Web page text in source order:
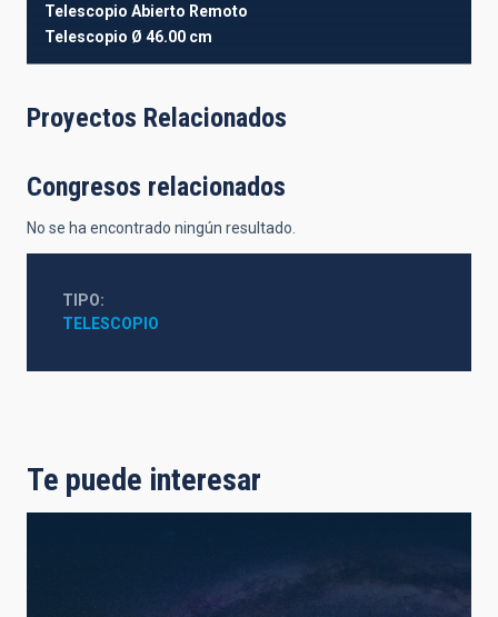
Telescopio Abierto Remoto
Telescopio Ø 46.00 cm
Proyectos Relacionados
Congresos relacionados
No se ha encontrado ningún resultado.
TIPO
TELESCOPIO
Te puede interesar